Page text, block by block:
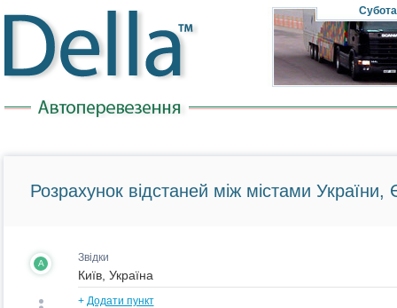
Субота
Розрахунок відстаней між містами України,
A Звідки
+ Додати пункт